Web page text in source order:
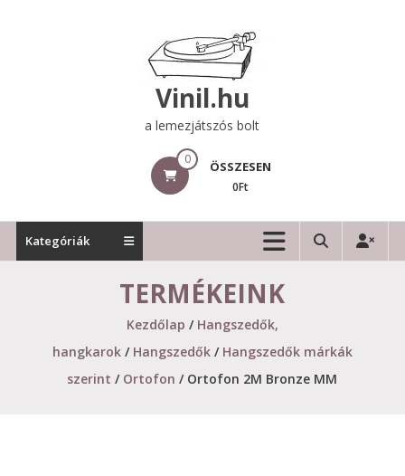
Vinil.hu
a lemezjátszós bolt
0 ÖSSZESEN
0Ft
Kategóriák
TERMÉKEINK
Kezdőlap / Hangszedők,
hangkarok/ Hangszedők/ Hangszedők márkák
szerint / Ortofon / Ortofon 2M Bronze MM